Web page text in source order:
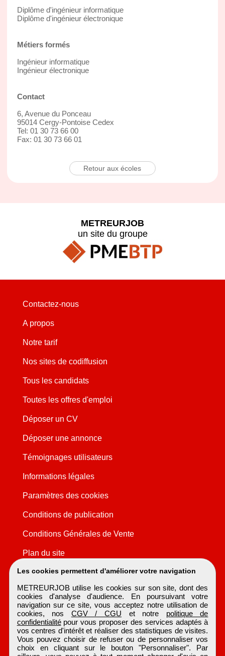
Diplôme d'ingénieur informatique
Diplôme d'ingénieur électronique
Métiers formés
Ingénieur informatique
Ingénieur électronique
Contact
6, Avenue du Ponceau
95014 Cergy-Pontoise Cedex
Tel: 01 30 73 66 00
Fax: 01 30 73 66 01
Retour aux écoles
Les cookies permettent d'améliorer votre navigation
METREURJOB utilise les cookies sur son site, dont des
cookies d'analyse d'audience. En poursuivant votre
navigation sur ce site, vous acceptez notre utilisation de
cookies, nos CGV / CGU et notre politique de
confidentialitépour vous proposer des services adaptés à
vos centres d'intérêt et réaliser des statistiques de visites.
Vous pouvez choisir de refuser ou de personnaliser vos
choix en cliquant sur le bouton "Personnaliser". Par
METREURJOB
un site du groupe
Contactez-nous
A propos
Notre tarif
Nos sites de codiffusion
Tous les candidats
Toutes les offres d'emploi
Déposer un CV
Déposer une annonce
Témoignages utilisateurs
Informations légales
Paramètres des cookies
Conditions de publication
Conditions Générales de Vente
Plan du site